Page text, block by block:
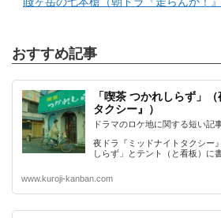
おすすめ記事
「喫茶 つかれしらず」
タクシー』）
ドラマのロケ地に関する短い記
夜ドラ『ミッドナイトタクシー
しらず」とテント（と看板）に
www.kuroji-kanban.com